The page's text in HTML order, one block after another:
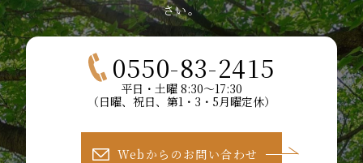
さい。
0550-83-2415
平日・土曜 8:30～17:30
（日曜、祝日、第1・3・5月曜定休）
Webからのお問い合わせ